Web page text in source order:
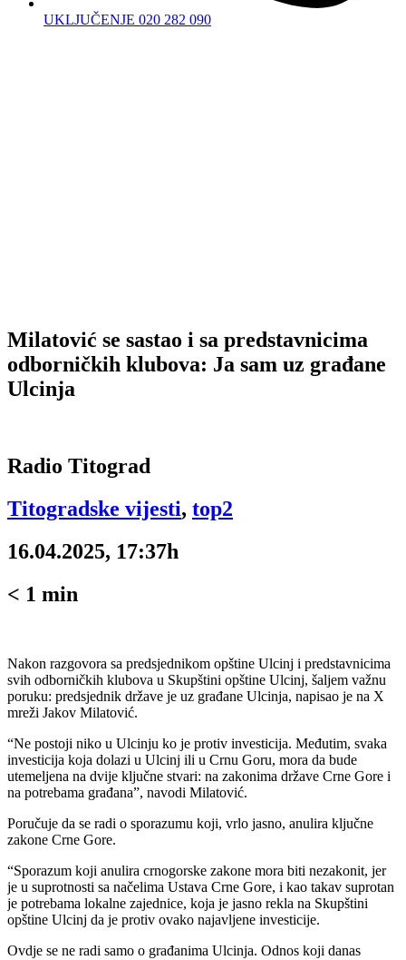
UKLJUČENJE 020 282 090
Milatović se sastao i sa predstavnicima
odborničkih klubova: Ja sam uz građane
Ulcinja
Radio Titograd
Titogradske vijesti, top2
16.04.2025, 17:37h
< 1 min
Nakon razgovora sa predsjednikom opštine Ulcinj i predstavnicima
svih odborničkih klubova u Skupštini opštine Ulcinj, šaljem važnu
poruku: predsjednik države je uz građane Ulcinja, napisao je na X
mreži Jakov Milatović.
“Ne postoji niko u Ulcinju ko je protiv investicija. Međutim, svaka
investicija koja dolazi u Ulcinj ili u Crnu Goru, mora da bude
utemeljena na dvije ključne stvari: na zakonima države Crne Gore i
na potrebama građana”, navodi Milatović.
Poručuje da se radi o sporazumu koji, vrlo jasno, anulira ključne
zakone Crne Gore.
“Sporazum koji anulira crnogorske zakone mora biti nezakonit, jer
je u suprotnosti sa načelima Ustava Crne Gore, i kao takav suprotan
je potrebama lokalne zajednice, koja je jasno rekla na Skupštini
opštine Ulcinj da je protiv ovako najavljene investicije.
Ovdje se ne radi samo o građanima Ulcinja. Odnos koji danas